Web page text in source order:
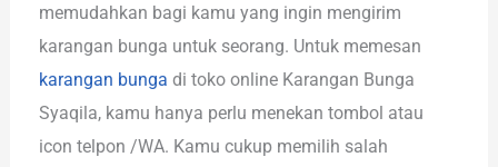
memudahkan bagi kamu yang ingin mengirim
karangan bunga untuk seorang. Untuk memesan
karangan bunga di toko online Karangan Bunga
Syaqila, kamu hanya perlu menekan tombol atau
icon telpon /WA. Kamu cukup memilih salah